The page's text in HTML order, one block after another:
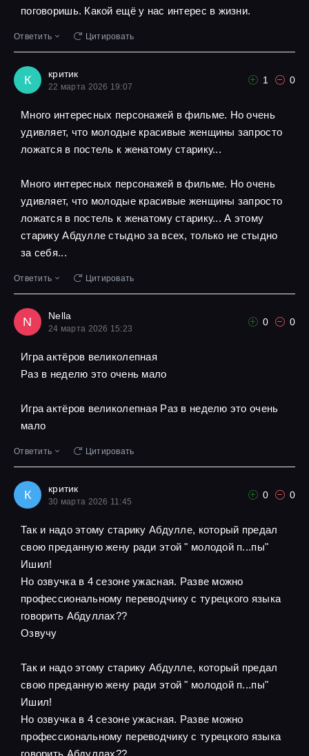
поговоришь. Какой ещё у нас интерес в жизни.
Ответить Цитировать
К критик
22 марта 2026 19:07
1 0
Много интересных персонажей в фильме. Но очень
удивляет, что молодые красивые женщины запросто
ложатся в постель к женатому старику...
Много интересных персонажей в фильме. Но очень
удивляет, что молодые красивые женщины запросто
ложатся в постель к женатому старику... А этому
старику Абдулле стыдно за всех, только не стыдно
за себя...
Ответить Цитировать
N Nella
24 марта 2026 15:23
0 0
Игра актёров великолепная
Pаз в неделю это очень мало
Игра актёров великолепная Pаз в неделю это очень
мало
Ответить Цитировать
К критик
30 марта 2026 11:45
0 0
Так и надо этому старику Абдулле, который предал
свою преданную жену ради этой " молодой п...пы"
Ишил!
Но озвучка в 4 сезоне ужасная. Разве можно
профессиональному переводчику с турецкого языка
говорить Абдуллах??
Озвучу
Так и надо этому старику Абдулле, который предал
свою преданную жену ради этой " молодой п...пы"
Ишил!
Но озвучка в 4 сезоне ужасная. Разве можно
профессиональному переводчику с турецкого языка
говорить Абдуллах??